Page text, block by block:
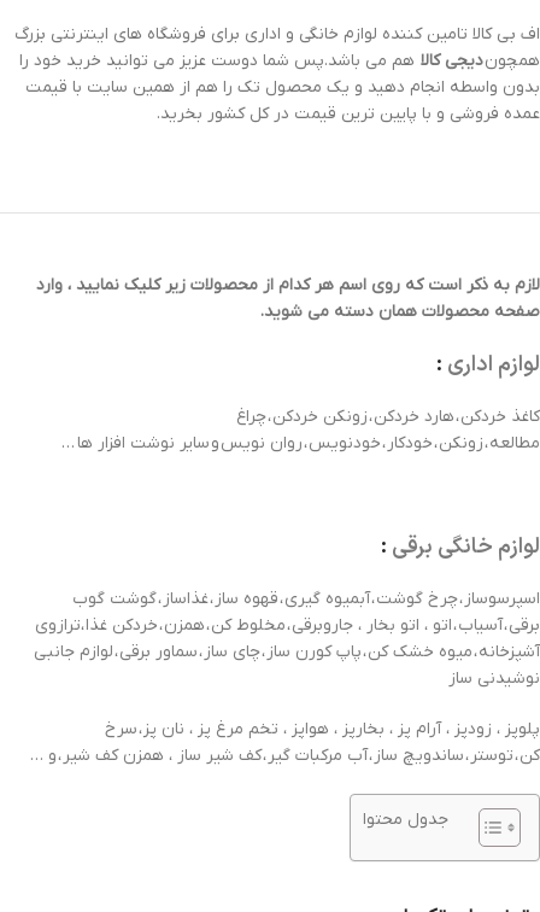
اف بی کالا تامین کننده لوازم خانگی و اداری برای فروشگاه های اینترنتی بزرگ
همچوندیجی کالا هم می باشد.پس شما دوست عزیز می توانید خرید خود را
بدون واسطه انجام دهید و یک محصول تک را هم از همین سایت با قیمت
عمده فروشی و با پایین ترین قیمت در کل کشور بخرید.
لازم به ذکر است که روی اسم هر کدام از محصولات زیر کلیک نمایید ، وارد
صفحه محصولات همان دسته می شوید.
لوازم اداری :
کاغذ خردکن،هارد خردکن،زونکن خردکن،چراغ
مطالعه،زونکن،خودکار،خودنویس،روان نویسوسایر نوشت افزار ها …
لوازم خانگی برقی :
اسپرسوساز،چرخ گوشت،آبمیوه گیری،قهوه ساز،غذاساز،گوشت گوب
برقی،آسیاب،اتو ، اتو بخار ، جاروبرقی،مخلوط کن،همزن،خردکن غذا،ترازوی
آشپزخانه،میوه خشک کن،پاپ کورن ساز،چای ساز،سماور برقی،لوازم جانبی
نوشیدنی ساز
پلوپز ، زودپز ، آرام پز ، بخارپز ، هواپز ، تخم مرغ پز ، نان پز،سرخ
کن،توستر،ساندویچ ساز،آب مرکبات گیر،کف شیر ساز ، همزن کف شیر،و …
جدول محتوا